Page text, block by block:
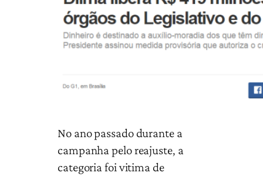
No ano passado durante a
campanha pelo reajuste, a
categoria foi vitima de